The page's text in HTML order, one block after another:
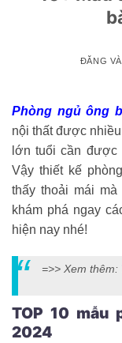
ĐĂNG
Phòng ngủ ông
nội thất được
lớn tuổi cần được
Vậy thiết kế
thấy thoải mái
khám phá ngay
hiện nay nhé!
=>> Xem thêm:
TOP 10 mẫu
2024